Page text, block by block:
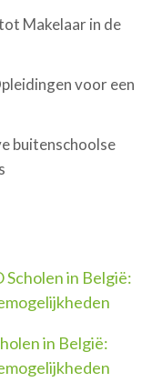
Makelaar in de
voor een
buitenschoolse
Scholen in België:
in België: